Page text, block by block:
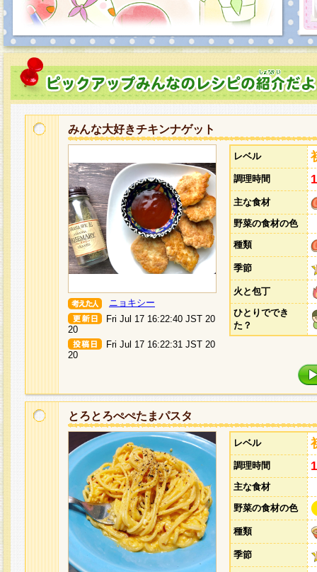
みんな大好きチキンナゲット
ニョキシー
Fri Jul 17 16:22:40 JST 20
20
Fri Jul 17 16:22:31 JST 20
20
レベル
調理時間
主な食材
野菜の食材の色
種類
季節
火と包丁
ひとりででき
た？
とろとろぺぺたまパスタ
レベル
調理時間
主な食材
野菜の食材の色
種類
季節